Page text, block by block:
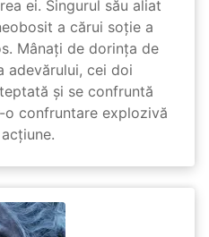
ei. Singurul său aliat
a cărui soție a
Mânați de dorința de
adevărului, cei doi
și se confruntă
confruntare explozivă